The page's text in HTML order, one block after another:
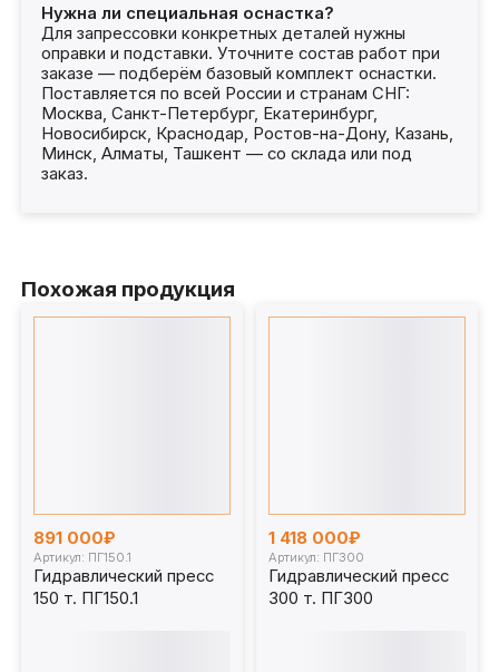
Нужна ли специальная оснастка?
Для запрессовки конкретных деталей нужны
оправки и подставки. Уточните состав работ при
заказе — подберём базовый комплект оснастки.
Поставляется по всей России и странам СНГ:
Москва, Санкт-Петербург, Екатеринбург,
Новосибирск, Краснодар, Ростов-на-Дону, Казань,
Минск, Алматы, Ташкент — со склада или под
заказ.
Похожая продукция
891 000₽
Артикул: ПГ150.1
Гидравлический пресс
150 т. ПГ150.1
1 418 000₽
Артикул: ПГ300
Гидравлический пресс
300 т. ПГ300